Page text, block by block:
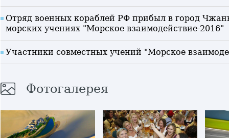
Отряд военных кораблей РФ прибыл в город
морских учениях "Морское взаимодействие-2016"
Участники совместных учений "Морское
Фотогалерея